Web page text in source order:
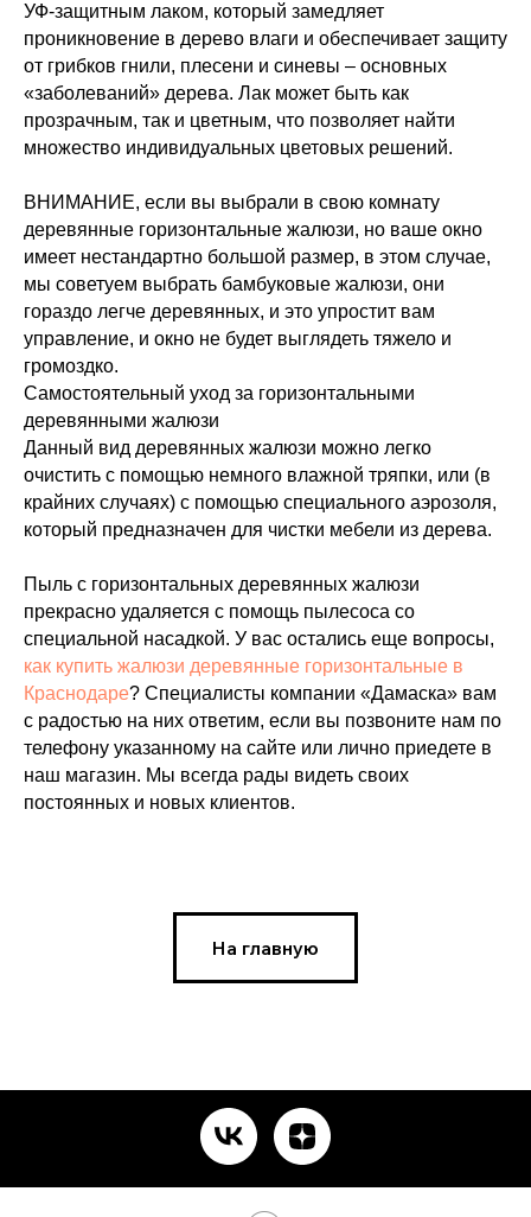
УФ-защитным лаком, который замедляет
проникновение в дерево влаги и обеспечивает защиту
от грибков гнили, плесени и синевы – основных
«заболеваний» дерева. Лак может быть как
прозрачным, так и цветным, что позволяет найти
множество индивидуальных цветовых решений.
ВНИМАНИЕ, если вы выбрали в свою комнату
деревянные горизонтальные жалюзи, но ваше окно
имеет нестандартно большой размер, в этом случае,
мы советуем выбрать бамбуковые жалюзи, они
гораздо легче деревянных, и это упростит вам
управление, и окно не будет выглядеть тяжело и
громоздко.
Самостоятельный уход за горизонтальными
деревянными жалюзи
Данный вид деревянных жалюзи можно легко
очистить с помощью немного влажной тряпки, или (в
крайних случаях) с помощью специального аэрозоля,
который предназначен для чистки мебели из дерева.
Пыль с горизонтальных деревянных жалюзи
прекрасно удаляется с помощь пылесоса со
специальной насадкой. У вас остались еще вопросы,
как купить жалюзи деревянные горизонтальные в
Краснодаре? Специалисты компании «Дамаска» вам
с радостью на них ответим, если вы позвоните нам по
телефону указанному на сайте или лично приедете в
наш магазин. Мы всегда рады видеть своих
постоянных и новых клиентов.
На главную